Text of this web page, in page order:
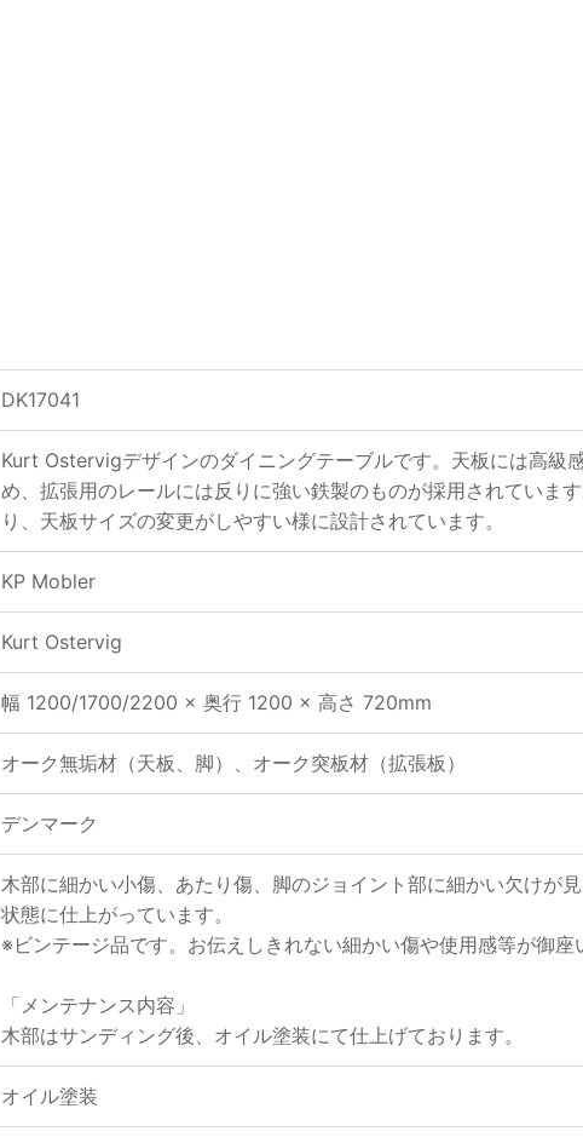
DK17041
Kurt Ostervigデザインのダイニングテーブルです。天板には高級
め、拡張用のレールには反りに強い鉄製のものが採用されていま
り、天板サイズの変更がしやすい様に設計されています。
KP Mobler
Kurt Ostervig
幅 1200/1700/2200 × 奥行 1200 × 高さ 720mm
オーク無垢材（天板、脚）、オーク突板材（拡張板）
デンマーク
木部に細かい小傷、あたり傷、脚のジョイント部に細かい欠けが
状態に仕上がっています。
※ビンテージ品です。お伝えしきれない細かい傷や使用感等が御座
「メンテナンス内容」
木部はサンディング後、オイル塗装にて仕上げております。
オイル塗装